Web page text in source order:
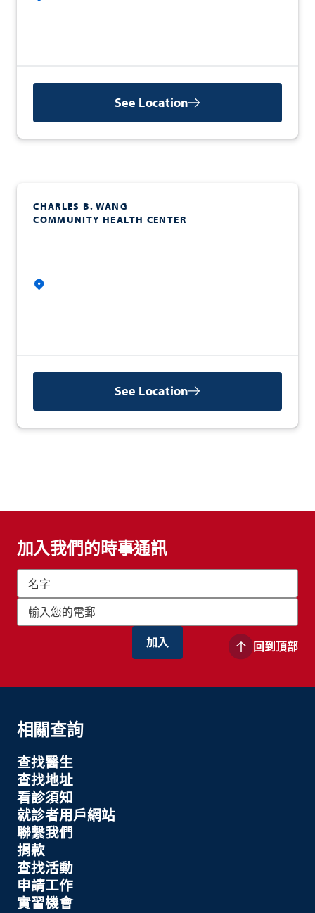
See Location
CHARLES B. WANG
COMMUNITY HEALTH CENTER
See Location
加入我們的時事通訊
回到頂部
相關查詢
查找醫生
查找地址
看診須知
就診者用戶網站
聯繫我們
捐款
查找活動
申請工作
實習機會